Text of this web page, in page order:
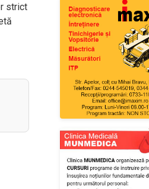
strict